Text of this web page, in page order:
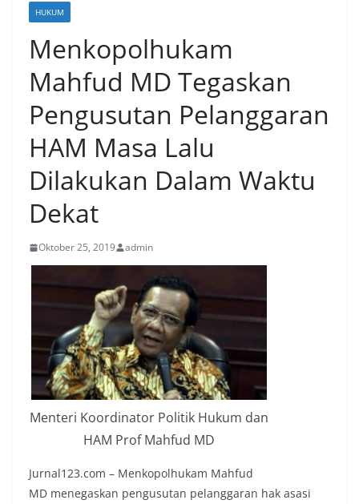
HUKUM
Menkopolhukam
Mahfud MD Tegaskan
Pengusutan Pelanggaran
HAM Masa Lalu
Dilakukan Dalam Waktu
Dekat
Oktober 25, 2019 admin
Menteri Koordinator Politik Hukum dan
HAM Prof Mahfud MD
Jurnal123.com – Menkopolhukam Mahfud
MD menegaskan pengusutan pelanggaran hak asasi